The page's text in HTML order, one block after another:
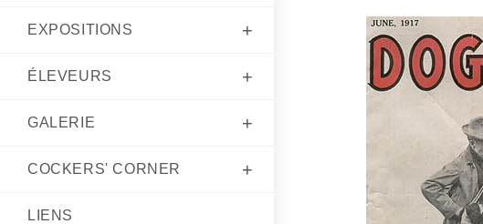
EXPOSITIONS
ÉLEVEURS
GALERIE
COCKERS' CORNER
LIENS